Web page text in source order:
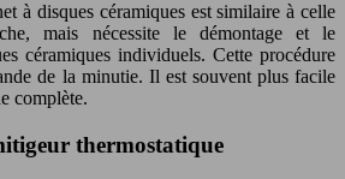
à disques céramiques est similaire à celle
mais nécessite le démontage et le
céramiques individuels. Cette procédure
de la minutie. Il est souvent plus facile
complète.
thermostatique